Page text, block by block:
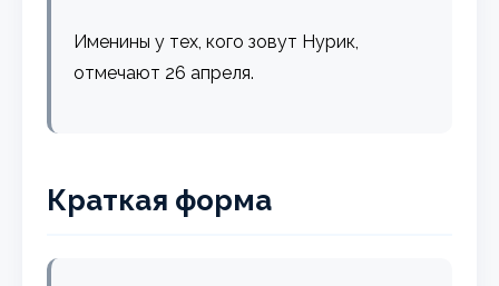
Именины у тех, кого зовут Нурик,
отмечают 26 апреля.
Краткая форма